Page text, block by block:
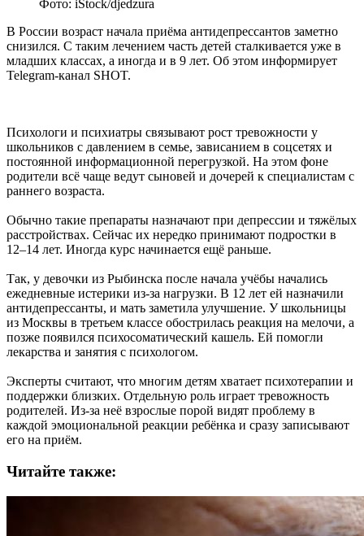
Фото: iStock/djedzura
В России возраст начала приёма антидепрессантов заметно
снизился. С таким лечением часть детей сталкивается уже в
младших классах, а иногда и в 9 лет. Об этом информирует
Telegram-канал SHOT.
Психологи и психиатры связывают рост тревожности у
школьников с давлением в семье, зависанием в соцсетях и
постоянной информационной перегрузкой. На этом фоне
родители всё чаще ведут сыновей и дочерей к специалистам с
раннего возраста.
Обычно такие препараты назначают при депрессии и тяжёлых
расстройствах. Сейчас их нередко принимают подростки в
12–14 лет. Иногда курс начинается ещё раньше.
Так, у девочки из Рыбинска после начала учёбы начались
ежедневные истерики из-за нагрузки. В 12 лет ей назначили
антидепрессанты, и мать заметила улучшение. У школьницы
из Москвы в третьем классе обострилась реакция на мелочи, а
позже появился психосоматический кашель. Ей помогли
лекарства и занятия с психологом.
Эксперты считают, что многим детям хватает психотерапии и
поддержки близких. Отдельную роль играет тревожность
родителей. Из-за неё взрослые порой видят проблему в
каждой эмоциональной реакции ребёнка и сразу записывают
его на приём.
Читайте также: